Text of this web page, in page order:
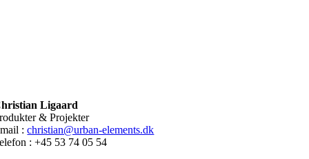
Ligaard
& Projekter
:christian@urban-elements.dk
: +45 53 74 05 54